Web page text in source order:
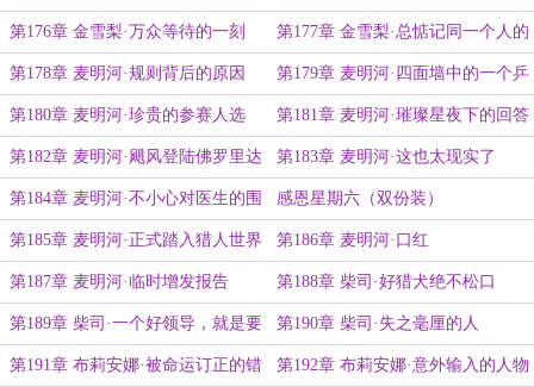
人？
第176章 金雪梨·万众等待的一刻 第177章 金雪梨·总惦记同一个人的
伪像报告
第178章 麦明河·规则背后的原因 第179章 麦明河·四面墙中的一个乒
乓球
第180章 麦明河·珍贵的参赛人选 第181章 麦明河·璀璨星夜下的回答
第182章 麦明河·飓风登陆佛罗里达 第183章 麦明河·这也太现实了
第184章 麦明河·不小心对医生的围
追堵截
感恩星期六（双份装）
第185章 麦明河·正式踏入猎人世界 第186章 麦明河·口红
第187章 麦明河·临时增发报告 第188章 柴司·好猎犬绝不松口
第189章 柴司·一个好领导，就是要
知人善任
第190章 柴司·失之毫厘的人
第191章 布莉安娜·被命运订正的错 第192章 布莉安娜·意外输入的人物